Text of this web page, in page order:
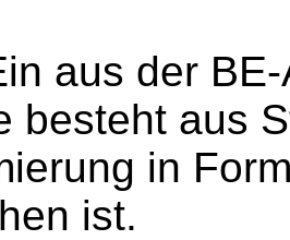
aus der
besteht aus
in
ist.